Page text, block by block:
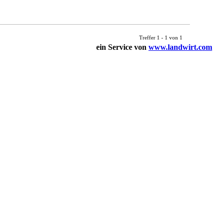
Treffer 1 - 1 von 1
ein Service von www.landwirt.com